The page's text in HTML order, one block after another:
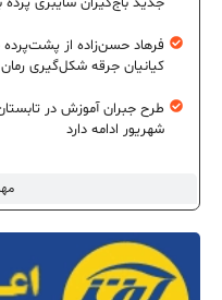
فرهاد حسن‌زاده از
کیانیان جرقه شکل‌گیری
طرح جبران آموزش در
شهریور ادامه دارد